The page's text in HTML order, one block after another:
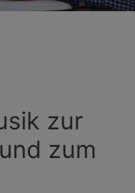
zur
zum